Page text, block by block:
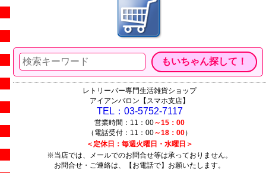
レトリーバー専門生活雑貨ショップ
アイアンバロン【スマホ支店】
TEL：03-5752-7117
営業時間：11：00～15：00
（電話受付：11：00～18：00）
＜定休日：毎週火曜日・水曜日＞
※当店では、メールでのお問合せ等は承っておりません。
お問合せ・ご連絡は、【お電話で】お願いたします。